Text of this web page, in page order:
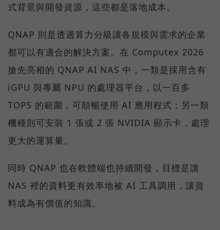
式背景與開發資源，這些都是落地成本。
QNAP 則是透過算力分級讓各規模與需求的企業
都可以有適合的解決方案。在 Computex 2026
搶先亮相的 QNAP AI NAS 中，一類是採用含有
iGPU 與專屬 NPU 的處理器平台，以一百多
TOPS 的範圍，可順暢使用 AI 應用程式；另一類
機種則可安裝 1 張或 2 張 NVIDIA 顯示卡，處理
更大的運算量。
同時 QNAP 也在軟體端也持續開發，目標是讓
NAS 裡的資料更有效率地被 AI 工具調用，讓資
料成為有價值的知識。